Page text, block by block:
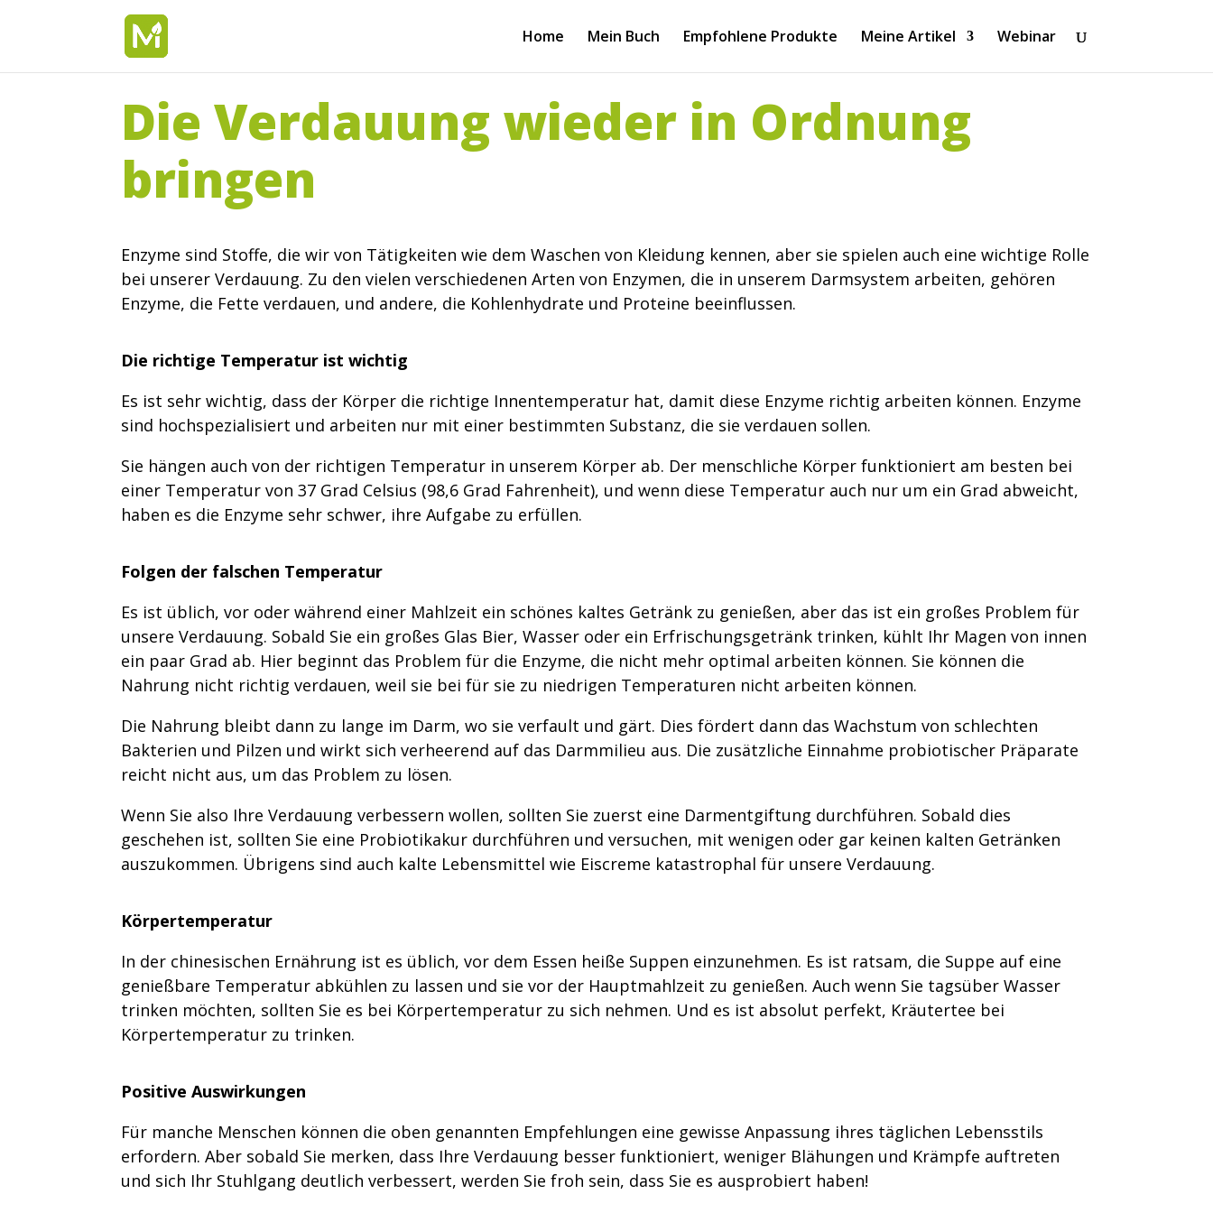
Home Mein Buch Empfohlene Produkte Meine Artikel Webinar
Die Verdauung wieder in Ordnung
bringen
Enzyme sind Stoffe, die wir von Tätigkeiten wie dem Waschen von Kleidung kennen, aber sie spielen auch eine wichtige Rolle
bei unserer Verdauung. Zu den vielen verschiedenen Arten von Enzymen, die in unserem Darmsystem arbeiten, gehören
Enzyme, die Fette verdauen, und andere, die Kohlenhydrate und Proteine beeinflussen.
Die richtige Temperatur ist wichtig
Es ist sehr wichtig, dass der Körper die richtige Innentemperatur hat, damit diese Enzyme richtig arbeiten können. Enzyme
sind hochspezialisiert und arbeiten nur mit einer bestimmten Substanz, die sie verdauen sollen.
Sie hängen auch von der richtigen Temperatur in unserem Körper ab. Der menschliche Körper funktioniert am besten bei
einer Temperatur von 37 Grad Celsius (98,6 Grad Fahrenheit), und wenn diese Temperatur auch nur um ein Grad abweicht,
haben es die Enzyme sehr schwer, ihre Aufgabe zu erfüllen.
Folgen der falschen Temperatur
Es ist üblich, vor oder während einer Mahlzeit ein schönes kaltes Getränk zu genießen, aber das ist ein großes Problem für
unsere Verdauung. Sobald Sie ein großes Glas Bier, Wasser oder ein Erfrischungsgetränk trinken, kühlt Ihr Magen von innen
ein paar Grad ab. Hier beginnt das Problem für die Enzyme, die nicht mehr optimal arbeiten können. Sie können die
Nahrung nicht richtig verdauen, weil sie bei für sie zu niedrigen Temperaturen nicht arbeiten können.
Die Nahrung bleibt dann zu lange im Darm, wo sie verfault und gärt. Dies fördert dann das Wachstum von schlechten
Bakterien und Pilzen und wirkt sich verheerend auf das Darmmilieu aus. Die zusätzliche Einnahme probiotischer Präparate
reicht nicht aus, um das Problem zu lösen.
Wenn Sie also Ihre Verdauung verbessern wollen, sollten Sie zuerst eine Darmentgiftung durchführen. Sobald dies
geschehen ist, sollten Sie eine Probiotikakur durchführen und versuchen, mit wenigen oder gar keinen kalten Getränken
auszukommen. Übrigens sind auch kalte Lebensmittel wie Eiscreme katastrophal für unsere Verdauung.
Körpertemperatur
In der chinesischen Ernährung ist es üblich, vor dem Essen heiße Suppen einzunehmen. Es ist ratsam, die Suppe auf eine
genießbare Temperatur abkühlen zu lassen und sie vor der Hauptmahlzeit zu genießen. Auch wenn Sie tagsüber Wasser
trinken möchten, sollten Sie es bei Körpertemperatur zu sich nehmen. Und es ist absolut perfekt, Kräutertee bei
Körpertemperatur zu trinken.
Positive Auswirkungen
Für manche Menschen können die oben genannten Empfehlungen eine gewisse Anpassung ihres täglichen Lebensstils
erfordern. Aber sobald Sie merken, dass Ihre Verdauung besser funktioniert, weniger Blähungen und Krämpfe auftreten
und sich Ihr Stuhlgang deutlich verbessert, werden Sie froh sein, dass Sie es ausprobiert haben!